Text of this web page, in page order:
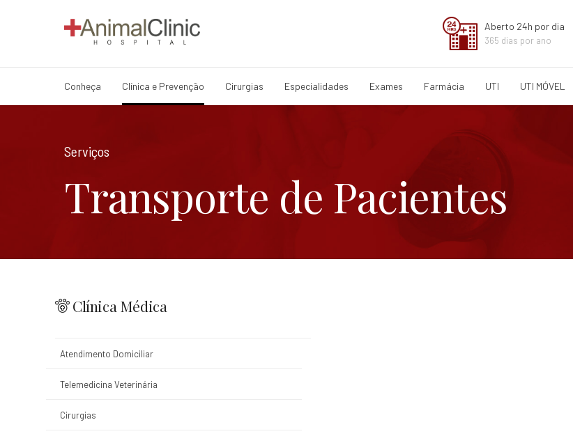
Aberto 24h por dia
365 dias por ano
Conheça Clínica e Prevenção Cirurgias Especialidades Exames Farmácia UTI UTI MÓVEL
Serviços
Transporte de Pacientes
Clínica Médica
Atendimento Domiciliar
Telemedicina Veterinária
Cirurgias